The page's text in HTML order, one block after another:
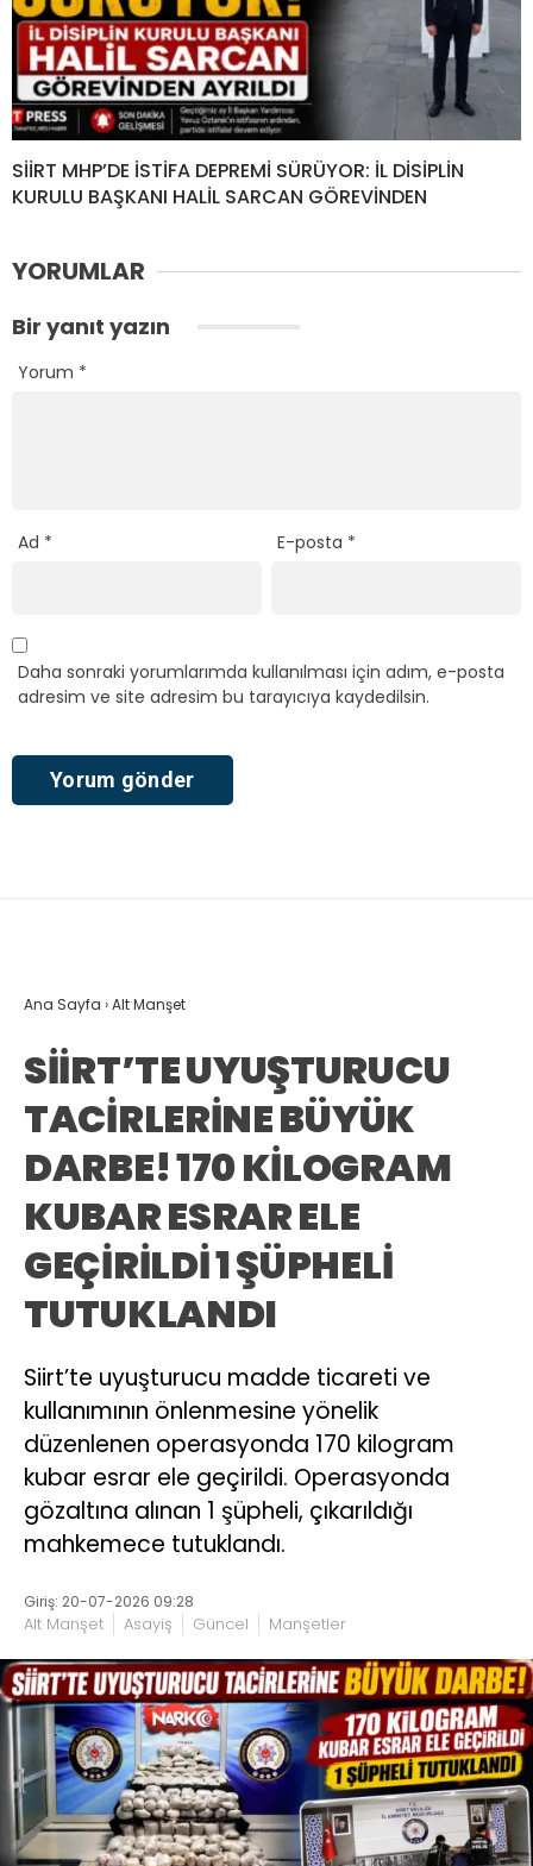
SİİRT MHP’DE İSTİFA DEPREMİ SÜRÜYOR: İL DİSİPLİN
KURULU BAŞKANI HALİL SARCAN GÖREVİNDEN
YORUMLAR
Bir yanıt yazın
Yorum *
Ad * E-posta *
Daha sonraki yorumlarımda kullanılması için adım, e-posta
adresim ve site adresim bu tarayıcıya kaydedilsin.
Ana Sayfa ›Alt Manşet
SİİRT’TE UYUŞTURUCU
TACİRLERİNE BÜYÜK
DARBE! 170 KİLOGRAM
KUBAR ESRAR ELE
GEÇİRİLDİ 1 ŞÜPHELİ
TUTUKLANDI
Siirt’te uyuşturucu madde ticareti ve
kullanımının önlenmesine yönelik
düzenlenen operasyonda 170 kilogram
kubar esrar ele geçirildi. Operasyonda
gözaltına alınan 1 şüpheli, çıkarıldığı
mahkemece tutuklandı.
Giriş: 20-07-2026 09:28
Alt Manşet Asayiş Güncel Manşetler